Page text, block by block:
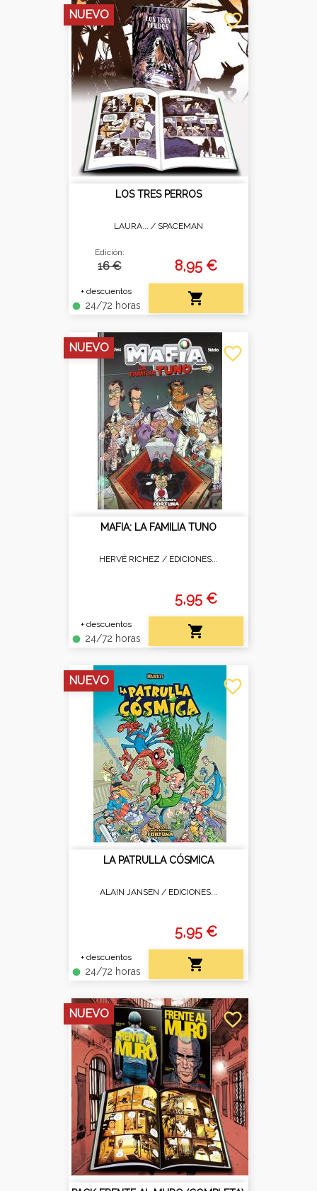
LOS TRES PERROS
LAURA... / SPACEMAN
Edición:
16 €
+ descuentos
fiber_manual_record 24/72 horas
8,95 €

favorite_border
NUEVO
MAFIA: LA FAMILIA TUNO
HERVÉ RICHEZ / EDICIONES...
+ descuentos
fiber_manual_record 24/72 horas
5,95 €

favorite_border
NUEVO
LA PATRULLA CÓSMICA
ALAIN JANSEN / EDICIONES...
+ descuentos
fiber_manual_record 24/72 horas
5,95 €

favorite_border
NUEVO
favorite_border
NUEVO